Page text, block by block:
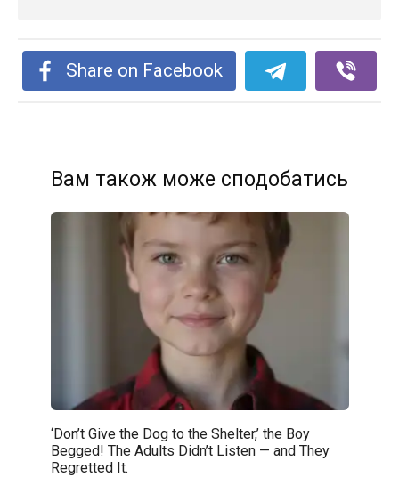
Share on Facebook
Вам також може сподобатись
‘Don’t Give the Dog to the Shelter,’ the Boy
Begged! The Adults Didn’t Listen — and They
Regretted It.